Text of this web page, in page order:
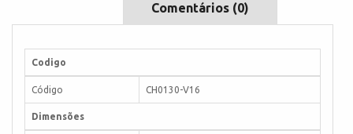
Comentários (0)
Codigo
Código CH0130-V16
Dimensões